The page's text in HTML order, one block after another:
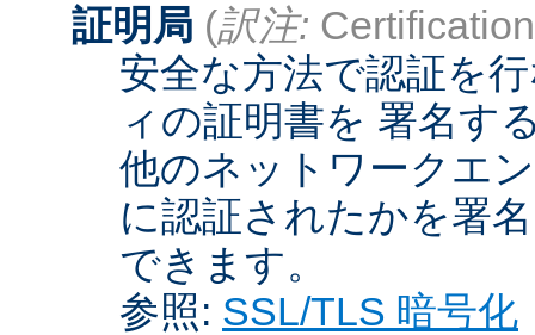
証明局 (訳注:
安全な方法で認証を
ィの証明書を 署名す
他のネットワークエ
に認証されたかを署
できます。
参照: SSL/TLS 暗号化